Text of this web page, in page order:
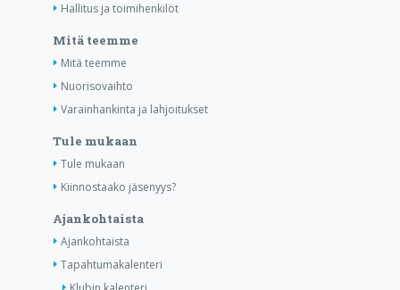
Hallitus ja toimihenkilöt
Mitä teemme
Mitä teemme
Nuorisovaihto
Varainhankinta ja lahjoitukset
Tule mukaan
Tule mukaan
Kiinnostaako jäsenyys?
Ajankohtaista
Ajankohtaista
Tapahtumakalenteri